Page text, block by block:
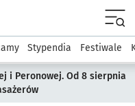
Kultura
Stypendia Festiwale
i Peronowej. Od 8 sierpnia